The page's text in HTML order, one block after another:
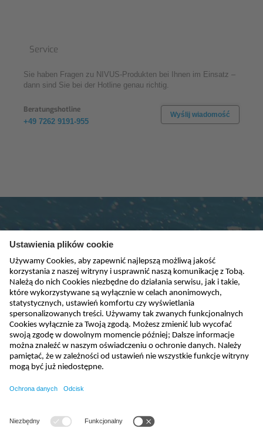
Service
Sie haben Fragen zu NIVUS-Produkten bei Ihnen im Einsatz –
dann sind Sie bei der Hotline genau richtig.
Beratungshotline
+49 7262 9191-955
Wyślij wiadomość
Subskrybuj newsletter
+48 (58) 760 20 15